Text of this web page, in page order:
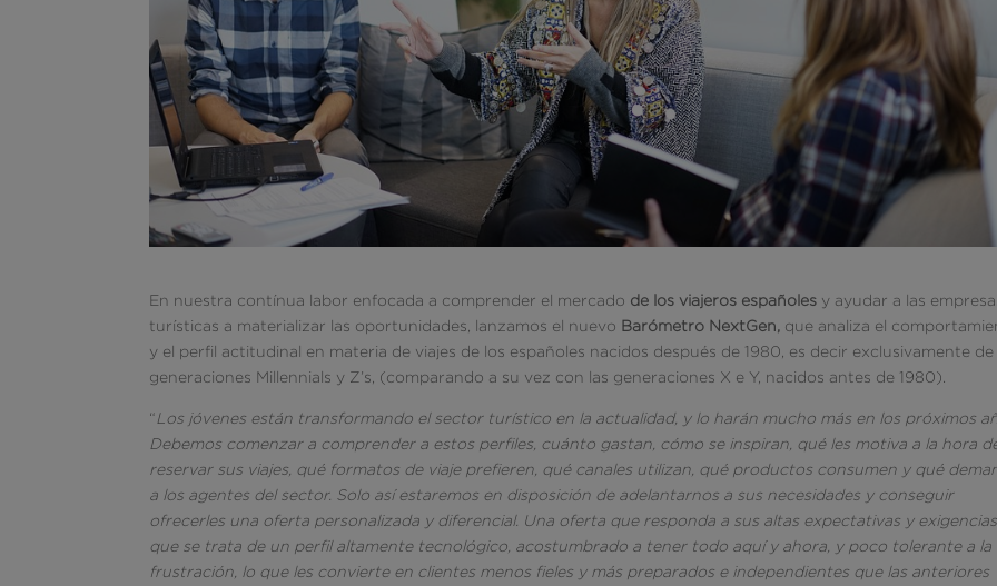
En nuestra contínua labor enfocada a comprender el mercado de los viajeros españoles y ayudar a las
turísticas a materializar las oportunidades, lanzamos el nuevo Barómetro NextGen, que analiza el
y el perfil actitudinal en materia de viajes de los españoles nacidos después de 1980, es decir exclusivamente de
generaciones Millennials y Z’s, (comparando a su vez con las generaciones X e Y, nacidos antes de 1980).
“ Los jóvenes están transformando el sector turístico en la actualidad, y lo harán mucho más en los próximos
Debemos comenzar a comprender a estos perfiles, cuánto gastan, cómo se inspiran, qué les motiva a la hora
reservar sus viajes, qué formatos de viaje prefieren, qué canales utilizan, qué productos consumen y qué
a los agentes del sector. Solo así estaremos en disposición de adelantarnos a sus necesidades y conseguir
ofrecerles una oferta personalizada y diferencial. Una oferta que responda a sus altas expectativas y
que se trata de un perfil altamente tecnológico, acostumbrado a tener todo aquí y ahora, y poco tolerante a la
frustración, lo que les convierte en clientes menos fieles y más preparados e independientes que las anteriores